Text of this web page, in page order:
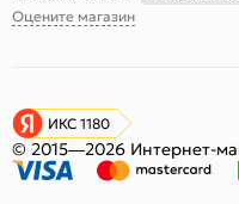
Оцените магазин
ИКС 1180
© 2015—2026 Интернет-